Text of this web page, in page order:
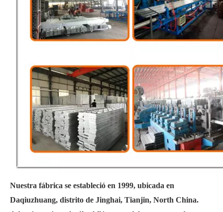
Nuestra fábrica se estableció en 1999, ubicada en
Daqiuzhuang, distrito de Jinghai, Tianjin, North China.